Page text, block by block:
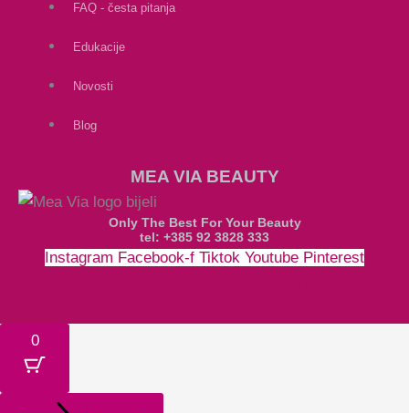
FAQ - česta pitanja
Edukacije
Novosti
Blog
MEA VIA BEAUTY
Only The Best For Your Beauty
tel: +385 92 3828 333
Instagram Facebook-f Tiktok Youtube Pinterest
0